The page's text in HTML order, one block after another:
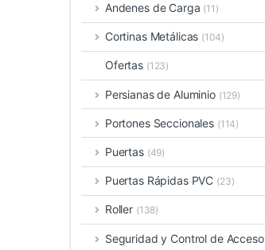
Andenes de Carga (11)
Cortinas Metálicas (104)
Ofertas (123)
Persianas de Aluminio (129)
Portones Seccionales (114)
Puertas (49)
Puertas Rápidas PVC (23)
Roller (138)
Seguridad y Control de Acceso